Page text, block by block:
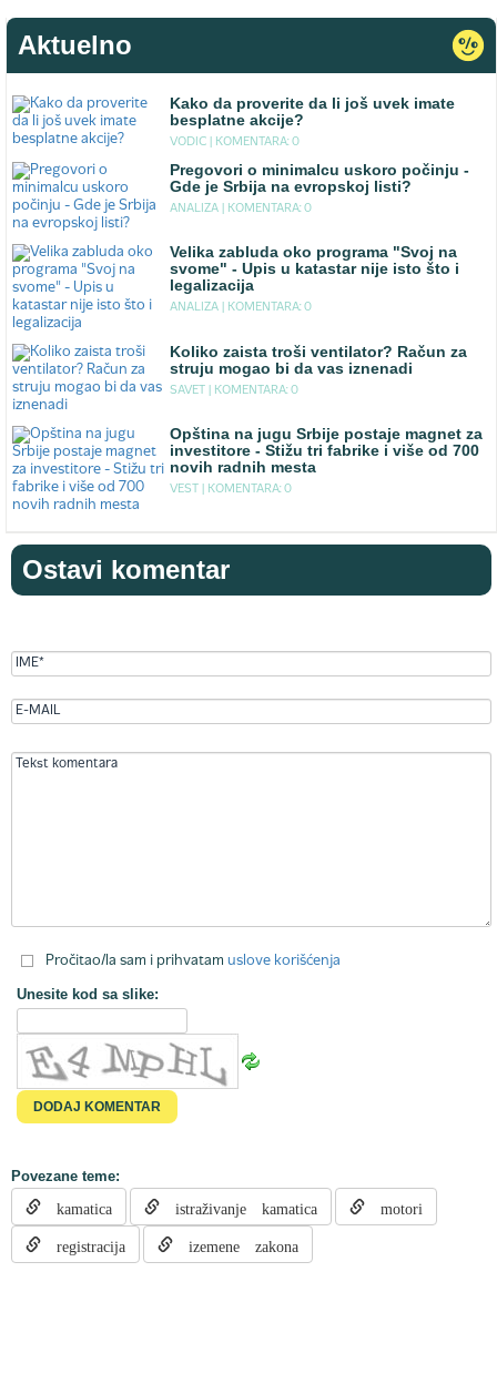
Aktuelno
Kako da proverite da li još uvek imate
besplatne akcije?
VODIC | KOMENTARA: 0
Pregovori o minimalcu uskoro počinju -
Gde je Srbija na evropskoj listi?
ANALIZA | KOMENTARA: 0
Velika zabluda oko programa "Svoj na
svome" - Upis u katastar nije isto što i
legalizacija
ANALIZA | KOMENTARA: 0
Koliko zaista troši ventilator? Račun za
struju mogao bi da vas iznenadi
SAVET | KOMENTARA: 0
Opština na jugu Srbije postaje magnet za
investitore - Stižu tri fabrike i više od 700
novih radnih mesta
VEST | KOMENTARA: 0
Ostavi komentar
Pročitao/la sam i prihvatam uslove korišćenja
Unesite kod sa slike:
Povezane teme:
kamatica istraživanje kamatica motori
registracija izemene zakona